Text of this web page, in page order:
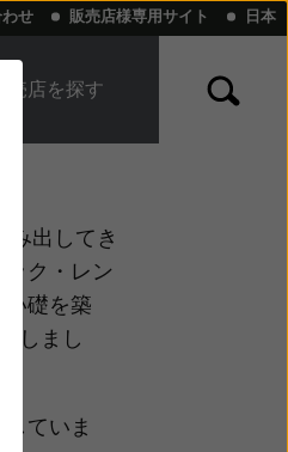
せ 販売店様専用サイト 日本
販売店を探す
み出してき
ク・レン
礎を築
しまし
ていま